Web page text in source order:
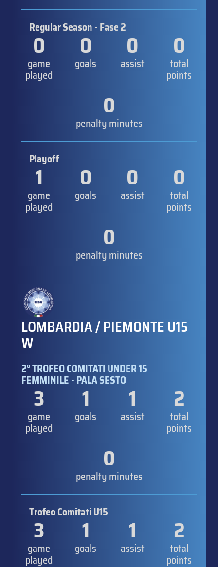
Regular Season - Fase 2
0
game
played
0
goals
0
assist
0
total
points
0
penalty minutes
Playoff
1
game
played
0
goals
0
assist
0
total
points
0
penalty minutes
LOMBARDIA / PIEMONTE U15
W
2° TROFEO COMITATI UNDER 15
FEMMINILE - PALA SESTO
3
game
played
1
goals
1
assist
2
total
points
0
penalty minutes
Trofeo Comitati U15
3
game
played
1
goals
1
assist
2
total
points